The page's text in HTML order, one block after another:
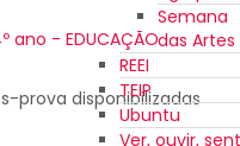
Semana
das Artes
REEI
TEIP
Ubuntu
Ver, ouvir,
- EDUCAÇÃO
prova disponibilizadas